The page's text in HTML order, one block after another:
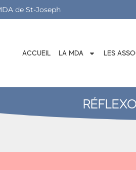
de St-Joseph
ACCUEIL LA MDA LES